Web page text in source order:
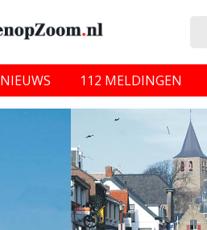
NIEUWS 112 MELDINGEN